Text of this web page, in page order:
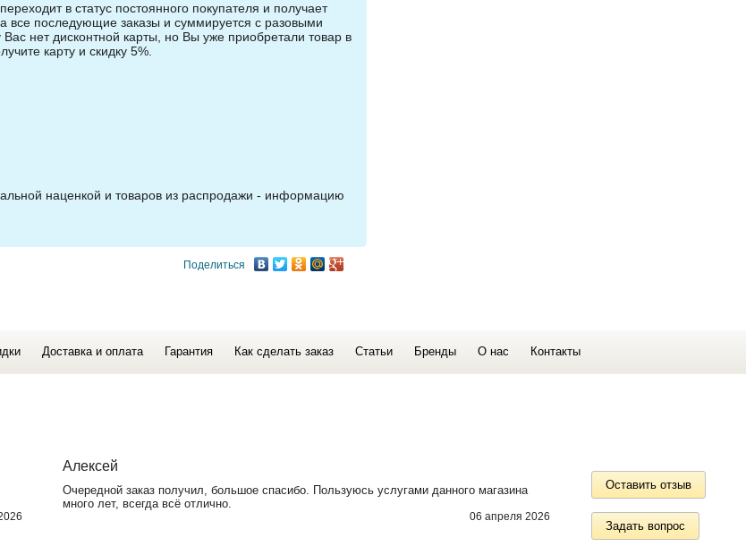
в статус постоянного покупателя и получает
все последующие заказы и суммируется с разовыми
нет дисконтной карты, но Вы уже приобретали товар в
карту и скидку 5%.
наценкой и товаров из распродажи - информацию
Поделиться
Доставка и оплата Гарантия Как сделать заказ Статьи Бренды О нас Контакты
Алексей
Очередной заказ получил, большое спасибо. Пользуюсь услугами данного магазина
много лет, всегда всё отлично.
06 апреля 2026
Оставить отзыв
Задать вопрос